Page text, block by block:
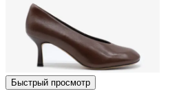
Быстрый просмотр